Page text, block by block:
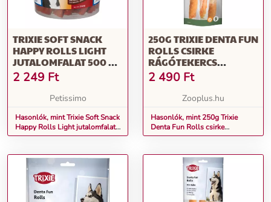
TRIXIE SOFT SNACK
HAPPY ROLLS LIGHT
JUTALOMFALAT 500 G
(TRX31498)
2 249 Ft
Petissimo
Hasonlók, mint Trixie Soft Snack
Happy Rolls Light jutalomfalat
500 g (TRX31498)
250G TRIXIE DENTA FUN
ROLLS CSIRKE
RÁGÓTEKERCS
KUTYÁKNAK, 3XKB.
28CM
2 490 Ft
Zooplus.hu
Hasonlók, mint 250g Trixie
Denta Fun Rolls csirke
rágótekercs kutyáknak, 3xkb.